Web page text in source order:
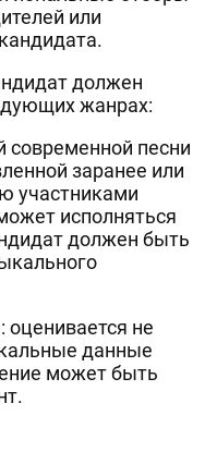
или
должен
жанрах:
современной песни
заранее или
участниками
исполняться
должен быть
не
данные
может быть